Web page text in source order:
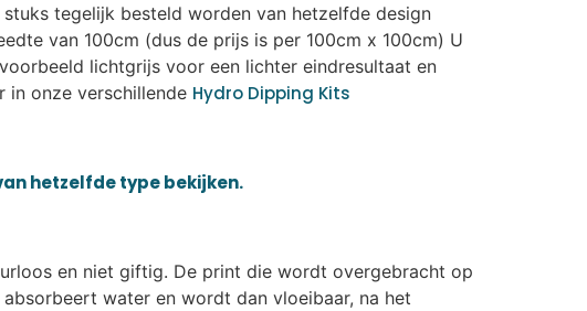
tegelijk besteld worden van hetzelfde design
van 100cm (dus de prijs is per 100cm x 100cm) U
lichtgrijs voor een lichter eindresultaat en
in onze verschillende Hydro Dipping Kits
hetzelfde type bekijken.
en niet giftig. De print die wordt overgebracht op
water en wordt dan vloeibaar, na het